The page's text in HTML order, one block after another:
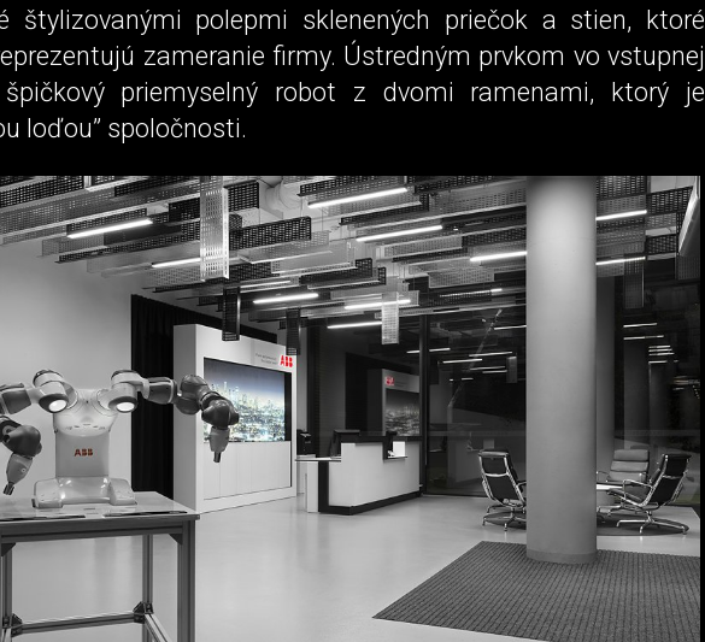
štylizovanými polepmi sklenených priečok a stien, ktoré
zameranie firmy. Ústredným prvkom vo vstupnej
priemyselný robot z dvomi ramenami, ktorý je
loďou” spoločnosti.